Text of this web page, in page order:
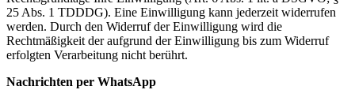
25 Abs. 1 TDDDG). Eine Einwilligung kann jederzeit widerrufen
werden. Durch den Widerruf der Einwilligung wird die
Rechtmäßigkeit der aufgrund der Einwilligung bis zum Widerruf
erfolgten Verarbeitung nicht berührt.
Nachrichten per WhatsApp